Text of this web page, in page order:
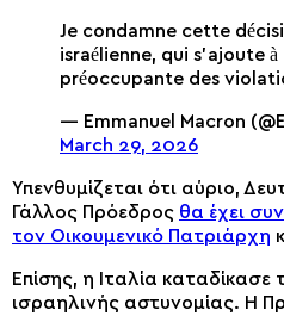
Je condamne cette
israélienne, qui s’ajoute
préoccupante des
— Emmanuel Macron
March 29, 2026
Υπενθυμίζεται ότι αύριο,
Γάλλος Πρόεδρος θα έχει
τον Οικουμενικό Πατριάρχη
Επίσης, η Ιταλία καταδίκασε
ισραηλινής αστυνομίας. Η